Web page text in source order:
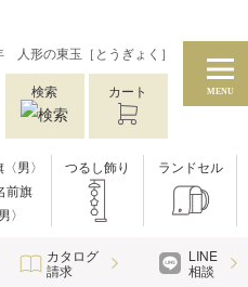
人形の東玉［とうぎょく］
検索 カート MENU
男〉 つるし飾り ランドセル
カタログ
請求
LINE
相談